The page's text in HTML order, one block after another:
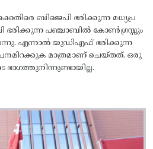
ബിജെപി ഭരിക്കുന്ന മധ്യപ്ര
ഭരിക്കുന്ന പഞ്ചാബിൽ കോൺഗ്രസ്സും
എന്നാൽ യുഡിഎഫ് ഭരിക്കുന്ന
മാത്രമാണ് ചെയ്തത്. ഒരു
ഭാഗത്തുനിന്നുണ്ടായില്ല.